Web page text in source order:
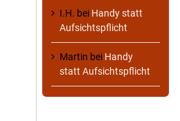
I.H. bei Handy statt
Aufsichtspflicht
Martin bei Handy
statt Aufsichtspflicht